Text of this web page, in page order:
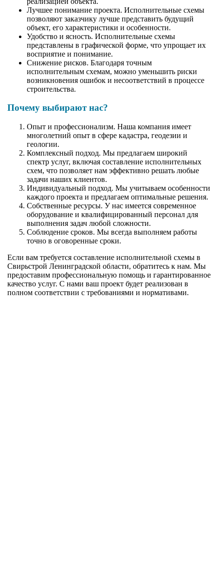
Лучшее понимание проекта. Исполнительные схемы
позволяют заказчику лучше представить будущий
объект, его характеристики и особенности.
Удобство и ясность. Исполнительные схемы
представлены в графической форме, что упрощает их
восприятие и понимание.
Снижение рисков. Благодаря точным
исполнительным схемам, можно уменьшить риски
возникновения ошибок и несоответствий в процессе
строительства.
Почему выбирают нас?
Опыт и профессионализм. Наша компания имеет
многолетний опыт в сфере кадастра, геодезии и
геологии.
Комплексный подход. Мы предлагаем широкий
спектр услуг, включая составление исполнительных
схем, что позволяет нам эффективно решать любые
задачи наших клиентов.
Индивидуальный подход. Мы учитываем особенности
каждого проекта и предлагаем оптимальные решения.
Собственные ресурсы. У нас имеется современное
оборудование и квалифицированный персонал для
выполнения задач любой сложности.
Соблюдение сроков. Мы всегда выполняем работы
точно в оговоренные сроки.
Если вам требуется составление исполнительной схемы в
Свирьстрой Ленинградской области, обратитесь к нам. Мы
предоставим профессиональную помощь и гарантированное
качество услуг. С нами ваш проект будет реализован в
полном соответствии с требованиями и нормативами.